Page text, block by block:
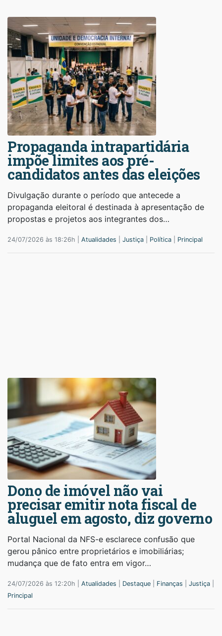
Propaganda intrapartidária
impõe limites aos pré-
candidatos antes das eleições
Divulgação durante o período que antecede a
propaganda eleitoral é destinada à apresentação de
propostas e projetos aos integrantes dos…
24/07/2026 às 18:26h | Atualidades Justiça Política Principal
Dono de imóvel não vai
precisar emitir nota fiscal de
aluguel em agosto, diz governo
Portal Nacional da NFS-e esclarece confusão que
gerou pânico entre proprietários e imobiliárias;
mudança que de fato entra em vigor…
24/07/2026 às 12:20h | Atualidades Destaque Finanças Justiça
Principal